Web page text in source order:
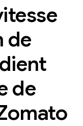
de
de